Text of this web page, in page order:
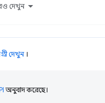
দেখুন
দেখুন।
অনুবাদ করেছে।